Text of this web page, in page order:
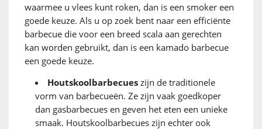
waarmee u vlees kunt roken, dan is een smoker een
goede keuze. Als u op zoek bent naar een efficiënte
barbecue die voor een breed scala aan gerechten
kan worden gebruikt, dan is een kamado barbecue
een goede keuze.
Houtskoolbarbecues zijn de traditionele
vorm van barbecueën. Ze zijn vaak goedkoper
dan gasbarbecues en geven het eten een unieke
smaak. Houtskoolbarbecues zijn echter ook